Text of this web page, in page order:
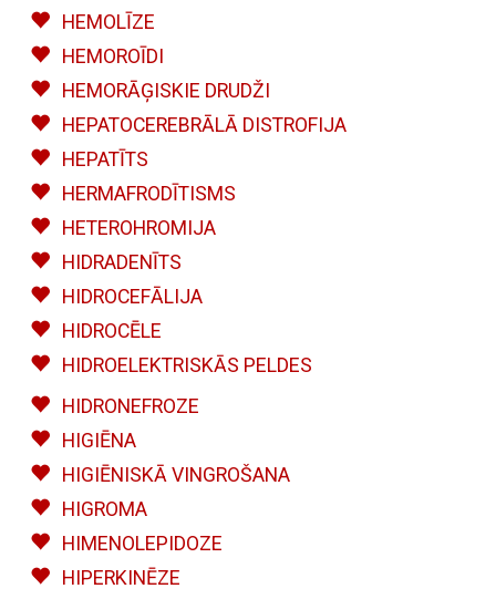
HEMOLĪZE
HEMOROĪDI
HEMORĀĢISKIE DRUDŽI
HEPATOCEREBRĀLĀ DISTROFIJA
HEPATĪTS
HERMAFRODĪTISMS
HETEROHROMIJA
HIDRADENĪTS
HIDROCEFĀLIJA
HIDROCĒLE
HIDROELEKTRISKĀS PELDES
HIDRONEFROZE
HIGIĒNA
HIGIĒNISKĀ VINGROŠANA
HIGROMA
HIMENOLEPIDOZE
HIPERKINĒZE